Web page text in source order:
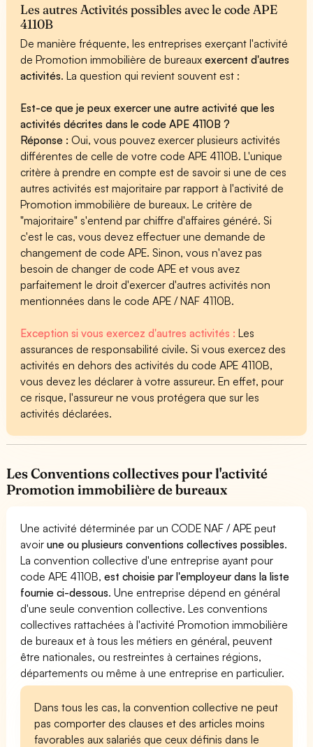
Les autres Activités possibles avec le code APE
4110B
De manière fréquente, les entreprises exerçant l'activité
de Promotion immobilière de bureauxexercent d'autres
activités. La question qui revient souvent est :
Est-ce que je peux exercer une autre activité que les
activités décrites dans le code APE 4110B ?
Réponse :Oui, vous pouvez exercer plusieurs activités
différentes de celle de votre code APE 4110B. L'unique
critère à prendre en compte est de savoir si une de ces
autres activités est majoritaire par rapport à l'activité de
Promotion immobilière de bureaux. Le critère de
"majoritaire" s'entend par chiffre d'affaires généré. Si
c'est le cas, vous devez effectuer une demande de
changement de code APE. Sinon, vous n'avez pas
besoin de changer de code APE et vous avez
parfaitement le droit d'exercer d'autres activités non
mentionnées dans le code APE / NAF 4110B.
Exception si vous exercez d'autres activités :Les
assurances de responsabilité civile. Si vous exercez des
activités en dehors des activités du code APE 4110B,
vous devez les déclarer à votre assureur. En effet, pour
ce risque, l'assureur ne vous protégera que sur les
activités déclarées.
Les Conventions collectives pour l'activité
Promotion immobilière de bureaux
Une activité déterminée par un CODE NAF / APE peut
avoirune ou plusieurs conventions collectives possibles.
La convention collective d'une entreprise ayant pour
code APE 4110B,est choisie par l'employeur dans la liste
fournie ci-dessous. Une entreprise dépend en général
d'une seule convention collective. Les conventions
collectives rattachées à l'activité Promotion immobilière
de bureaux et à tous les métiers en général, peuvent
être nationales, ou restreintes à certaines régions,
départements ou même à une entreprise en particulier.
Dans tous les cas, la convention collective ne peut
pas comporter des clauses et des articles moins
favorables aux salariés que ceux définis dans le